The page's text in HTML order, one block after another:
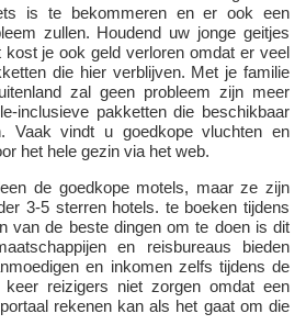
is te bekommeren en er ook een
zullen. Houdend uw jonge geitjes
je ook geld verloren omdat er veel
die hier verblijven. Met je familie
zal geen probleem zijn meer
inclusieve pakketten die beschikbaar
Vaak vindt u goedkope vluchten en
het hele gezin via het web.
de goedkope motels, maar ze zijn
3-5 sterren hotels. te boeken tijdens
van de beste dingen om te doen is dit
en reisbureaus bieden
en inkomen zelfs tijdens de
reizigers niet zorgen omdat een
rekenen kan als het gaat om die